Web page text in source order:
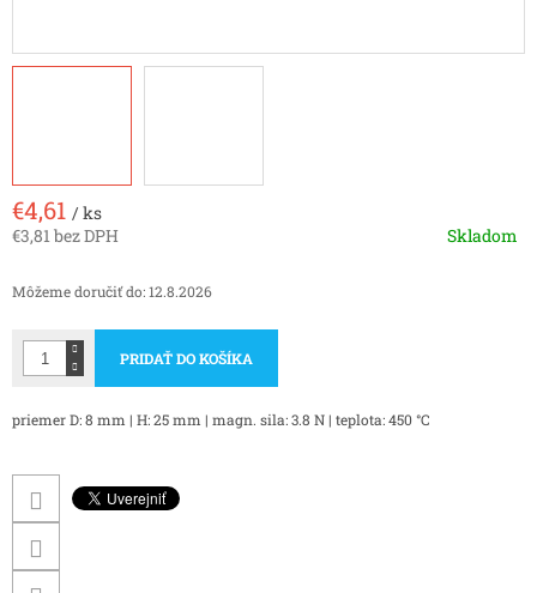
€4,61 / ks
€3,81 bez DPH
cena:
Skladom
Môžeme doručiť do:12.8.2026
PRIDAŤ DO KOŠÍKA
priemer D: 8 mm | H: 25 mm | magn. sila: 3.8 N | teplota: 450 °C